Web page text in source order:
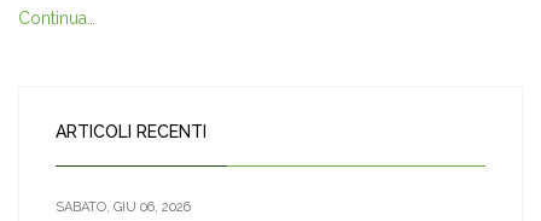
Continua…
ARTICOLI RECENTI
SABATO, GIU 06, 2026